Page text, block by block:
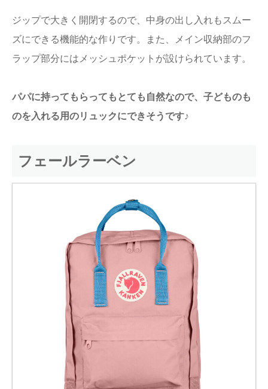
ジップで大きく開閉するので、中身の出し入れもスムー
ズにできる機能的な作りです。また、メイン収納部のフ
ラップ部分にはメッシュポケットが設けられています。
パパに持ってもらってもとても自然なので、子どものも
のを入れる用のリュックにできそうです♪
フェールラーベン